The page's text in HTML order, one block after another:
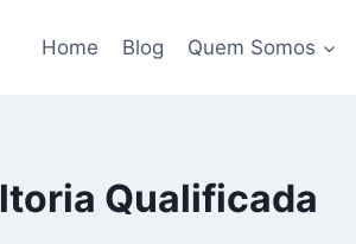
Home Blog Quem Somos
Qualificada